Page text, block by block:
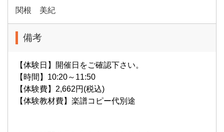
関根 美紀
備考
【体験日】開催日をご確認下さい。
【時間】10:20～11:50
【体験費】2,662円(税込)
【体験教材費】楽譜コピー代別途